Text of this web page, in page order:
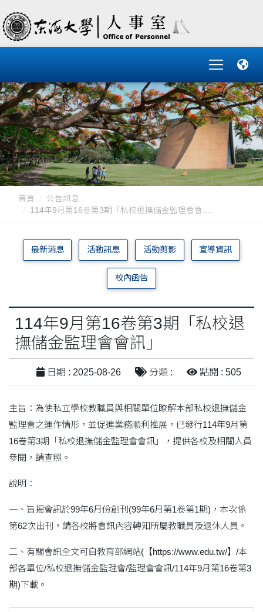
首頁
公告訊息
114年9月第16卷第3期「私校退撫儲金監理會會....
最新消息 活動訊息 活動剪影 宣導資訊
校內函告
114年9月第16卷第3期「私校退
撫儲金監理會會訊」
日期 : 2025-08-26 分類 : 點閱 : 505
主旨：為使私立學校教職員與相關單位瞭解本部私校退撫儲金
監理會之運作情形，並促進業務順利推展，已發行114年9月第
16卷第3期「私校退撫儲金監理會會訊」，提供各校及相關人員
參閱，請查照。
說明：
一、旨揭會訊於99年6月份創刊(99年6月第1卷第1期)，本次係
第62次出刊，請各校將會訊內容轉知所屬教職員及退休人員。
二、有關會訊全文可自教育部網站(【https://www.edu.tw/】/本
部各單位/私校退撫儲金監理會/監理會會訊/114年9月第16卷第3
期)下載。